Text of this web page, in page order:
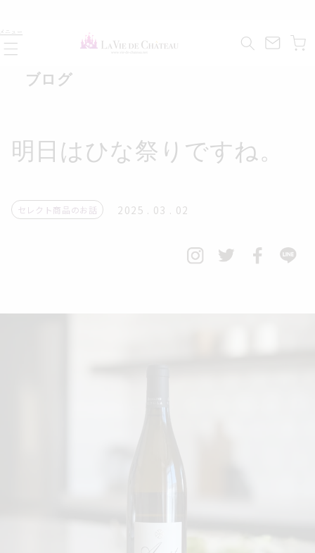
ニュー
ー
ブログ
明日はひな祭りですね。
セレクト商品のお話 2025 . 03 . 02